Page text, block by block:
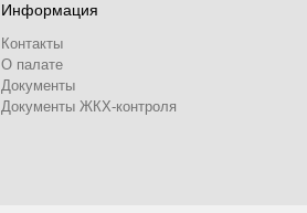
Информация
Контакты
О палате
Документы
Документы ЖКХ-контроля